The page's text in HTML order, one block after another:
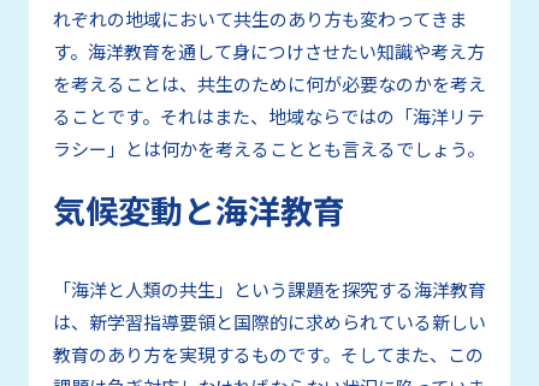
れぞれの地域において共生のあり方も変わってきま
す。海洋教育を通して身につけさせたい知識や考え方
を考えることは、共生のために何が必要なのかを考え
ることです。それはまた、地域ならではの「海洋リテ
ラシー」とは何かを考えることとも言えるでしょう。
気候変動と海洋教育
「海洋と人類の共生」という課題を探究する海洋教育
は、新学習指導要領と国際的に求められている新しい
教育のあり方を実現するものです。そしてまた、この